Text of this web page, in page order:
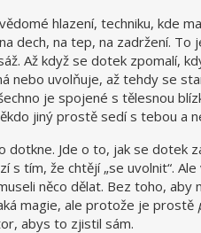
vědomé hlazení, techniku, kde
dech, na tep, na zadržení. To
Až když se dotek zpomalí,
nebo uvolňuje, až tehdy se
je spojené s tělesnou
jiný prostě sedí s tebou a
dotkne. Jde o to, jak se dotek
s tím, že chtějí „se uvolnit“.
něco dělat. Bez toho,
magie, ale protože je prostě
abys to zjistil sám.